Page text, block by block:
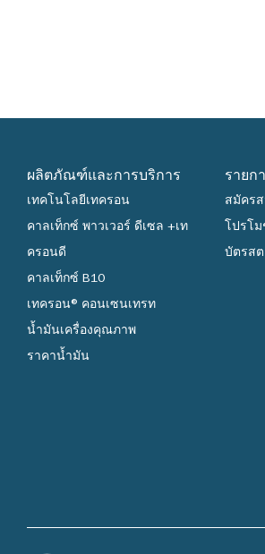
ผลิตภัณฑ์และการบริการ
เทคโนโลยีเทครอน
คาลเท็กซ์ พาวเวอร์ ดีเซล +เท
ครอนดี
คาลเท็กซ์ B10
เทครอน® คอนเซนเทรท
น้ำมันเครื่องคุณภาพ
ราคาน้ำมัน
รายก
สมัคร
โปรโ
บัตรส